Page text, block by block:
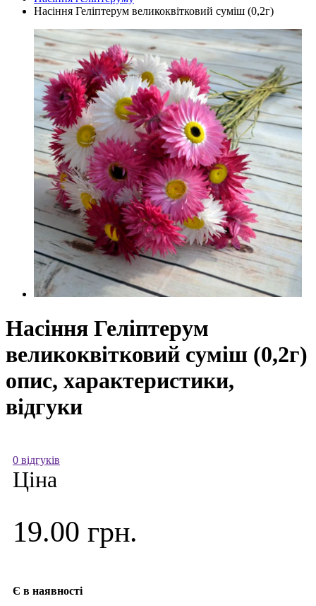
Насіння Геліптерум великоквітковий суміш (0,2г)
Насіння Геліптерум
великоквітковий суміш (0,2г)
опис, характеристики,
відгуки
0 відгуків
Ціна
19.00 грн.
Є в наявності